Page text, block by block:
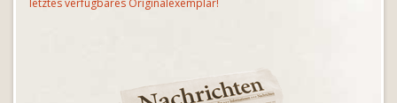
letztes verfügbares Originalexemplar!